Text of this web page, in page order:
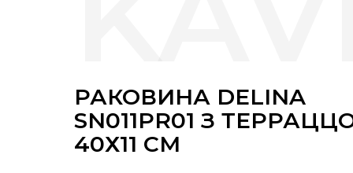
РАКОВИНА DELINA
SN011PR01 З
40Х11 СМ